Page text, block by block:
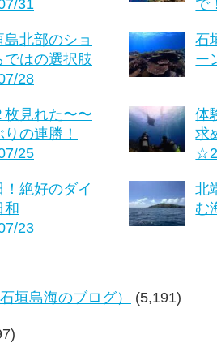
31 で
島北部のショ
ではの選択肢
28
石
ー
枚見れた〜〜
の連勝！
25
体
求
！絶好のダイ
和
23
北
む
垣島海のブログ）
(5,191)